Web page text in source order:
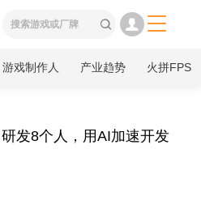
 
游戏制作人 产业趋势 火拼FPS
发8个人，用AI加速开发